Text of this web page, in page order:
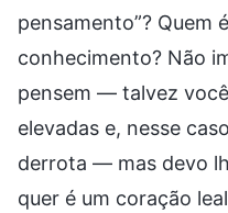
pensamento”? Quem
conhecimento? Não
pensem — talvez
elevadas e, nesse
derrota — mas devo
quer é um coração